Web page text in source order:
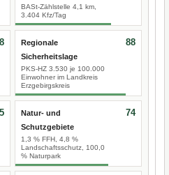
BASt-Zählstelle 4,1 km,
3.404 Kfz/Tag
Regionale
Sicherheitslage
PKS-HZ 3.530 je 100.000
Einwohner im Landkreis
Erzgebirgskreis
88
Natur- und
Schutzgebiete
1,3 % FFH, 4,8 %
Landschaftsschutz, 100,0
% Naturpark
74